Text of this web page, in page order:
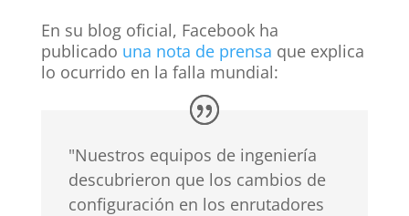
En su blog oficial, Facebook ha
publicado una nota de prensa que explica
lo ocurrido en la falla mundial:
"Nuestros equipos de ingeniería
descubrieron que los cambios de
configuración en los enrutadores